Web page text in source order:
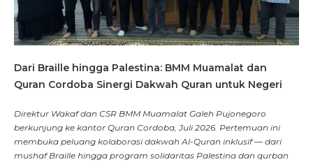
Dari Braille hingga Palestina: BMM Muamalat dan
Quran Cordoba Sinergi Dakwah Quran untuk Negeri
Direktur Wakaf dan CSR BMM Muamalat Galeh Pujonegoro
berkunjung ke kantor Quran Cordoba, Juli 2026. Pertemuan ini
membuka peluang kolaborasi dakwah Al-Quran inklusif — dari
mushaf Braille hingga program solidaritas Palestina dan qurban